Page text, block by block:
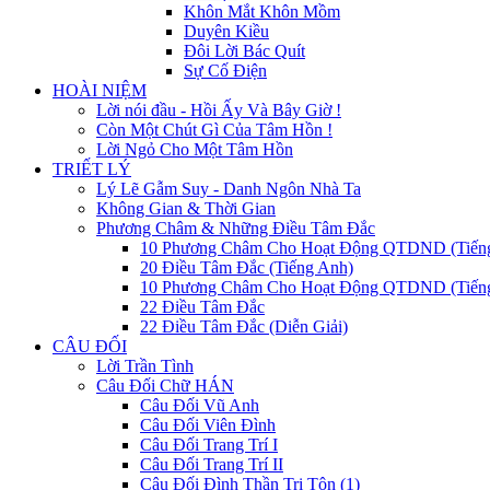
Khôn Mắt Khôn Mồm
Duyên Kiều
Đôi Lời Bác Quít
Sự Cố Điện
HOÀI NIỆM
Lời nói đầu - Hồi Ấy Và Bây Giờ !
Còn Một Chút Gì Của Tâm Hồn !
Lời Ngỏ Cho Một Tâm Hồn
TRIẾT LÝ
Lý Lẽ Gẫm Suy - Danh Ngôn Nhà Ta
Không Gian & Thời Gian
Phương Châm & Những Điều Tâm Đắc
10 Phương Châm Cho Hoạt Động QTDND
20 Điều Tâm Đắc (Tiếng Anh)
10 Phương Châm Cho Hoạt Động QTDND
22 Điều Tâm Đắc
22 Điều Tâm Đắc (Diễn Giải)
CÂU ĐỐI
Lời Trần Tình
Câu Đối Chữ HÁN
Câu Đối Vũ Anh
Câu Đối Viên Đình
Câu Đối Trang Trí I
Câu Đối Trang Trí II
Câu Đối Đình Thần Tri Tôn (1)